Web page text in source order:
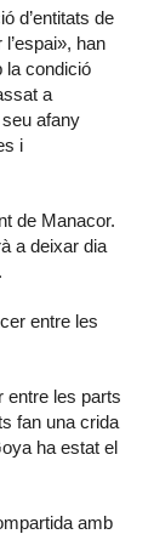
d’entitats de
han
la condició
a
afany
i
de Manacor.
a deixar dia
entre les
entre les parts
fan una crida
ha estat el
amb